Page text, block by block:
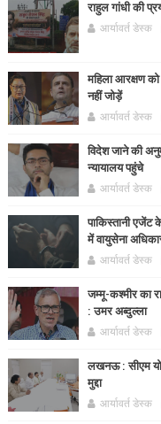
राहुल गांधी की
आर्यावर्त डेस्क
महिला आरक्षण
नहीं जोड़ें
आर्यावर्त डेस्क
विदेश जाने की
न्यायालय पहुंचे
आर्यावर्त डेस्क
पाकिस्तानी
में वायुसेना
आर्यावर्त डेस्क
जम्मू-कश्मीर का
: उमर अब्दुल्ला
आर्यावर्त डेस्क
लखनऊ : सीएम
मुद्दा
आर्यावर्त डेस्क